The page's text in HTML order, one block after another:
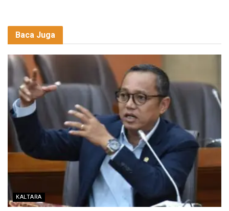
Baca Juga
KALTARA